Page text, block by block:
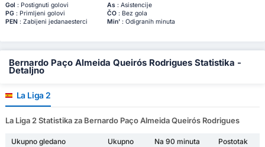
Gol : Postignuti golovi As: Asistencije
PG: Primljeni golovi ČO: Bez gola
PEN: Zabijeni jedanaesterci Min': Odigranih minuta
Bernardo Paço Almeida Queirós Rodrigues Statistika -
Detaljno
La Liga 2
La Liga 2 Statistika za Bernardo Paço Almeida Queirós Rodrigues
Ukupno gledano Ukupno Na 90 minuta
Postotak